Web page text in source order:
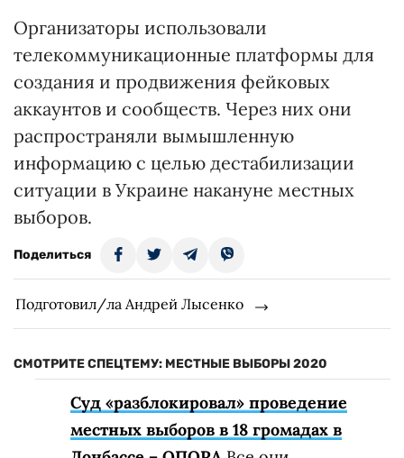
Организаторы использовали
телекоммуникационные платформы для
создания и продвижения фейковых
аккаунтов и сообществ. Через них они
распространяли вымышленную
информацию с целью дестабилизации
ситуации в Украине накануне местных
выборов.
Поделиться
Подготовил/ла Андрей Лысенко
СМОТРИТЕ СПЕЦТЕМУ: МЕСТНЫЕ ВЫБОРЫ 2020
Суд «разблокировал» проведение
местных выборов в 18 громадах в